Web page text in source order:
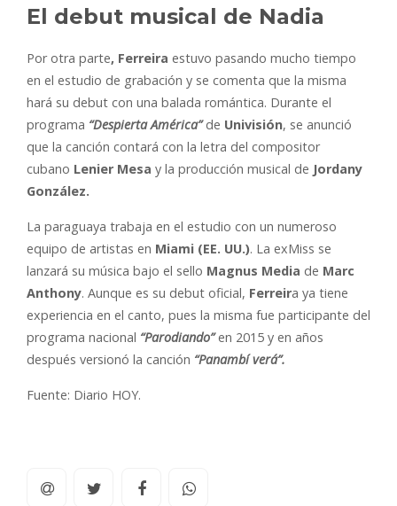
El debut musical de Nadia
Por otra parte, Ferreira estuvo pasando mucho tiempo
en el estudio de grabación y se comenta que la misma
hará su debut con una balada romántica. Durante el
programa “Despierta América”de Univisión, se anunció
que la canción contará con la letra del compositor
cubano Lenier Mesa y la producción musical de Jordany
González.
La paraguaya trabaja en el estudio con un numeroso
equipo de artistas en Miami (EE. UU.). La exMiss se
lanzará su música bajo el sello Magnus Media de Marc
Anthony. Aunque es su debut oficial, Ferreira ya tiene
experiencia en el canto, pues la misma fue participante del
programa nacional “Parodiando”en 2015 y en años
después versionó la canción “Panambí verá”.
Fuente: Diario HOY.